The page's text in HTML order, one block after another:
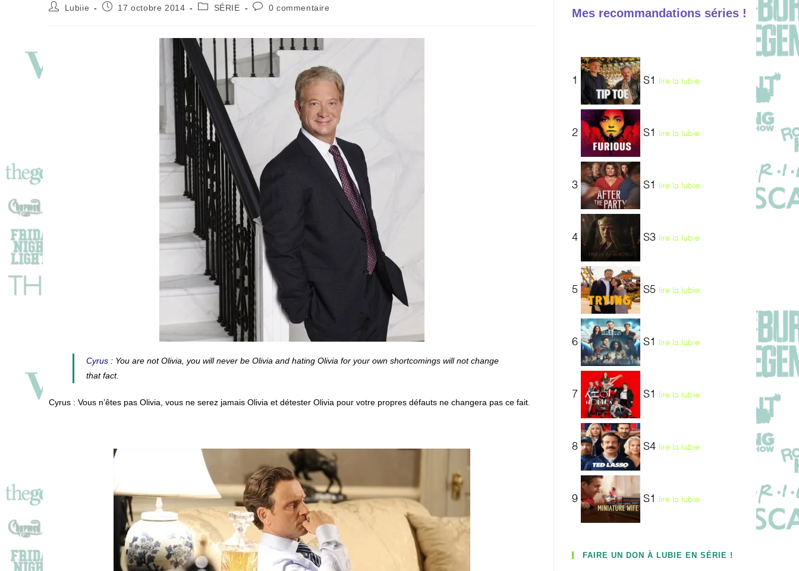
Auteur/autrice
Lubiie
Publication
17 octobre 2014
PostSÉRIE
Commentaires
publication :
0 commentaire
Cyrus : You are not Olivia, you will never be Olivia and hating Olivia for your own shortcomings will not change
that fact.
Cyrus : Vous n’êtes pas Olivia, vous ne serez jamais Olivia et détester Olivia pour votre propres défauts ne changera pas ce fait.
Mes recommandations séries !
1 S1 lire la lubie
2 S1 lire la lubie
3 S1 lire la lubie
4 S3 lire la lubie
5 S5 lire la lubie
6 S1 lire la lubie
7 S1 lire la lubie
8 S4 lire la lubie
9 S1 lire la lubie
FAIRE UN DON À LUBIE EN SÉRIE !